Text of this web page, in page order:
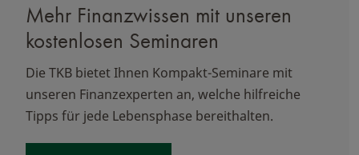
Mehr Finanzwissen mit unseren
kostenlosen Seminaren
Die TKB bietet Ihnen Kompakt-Seminare mit
unseren Finanzexperten an, welche hilfreiche
Tipps für jede Lebensphase bereithalten.